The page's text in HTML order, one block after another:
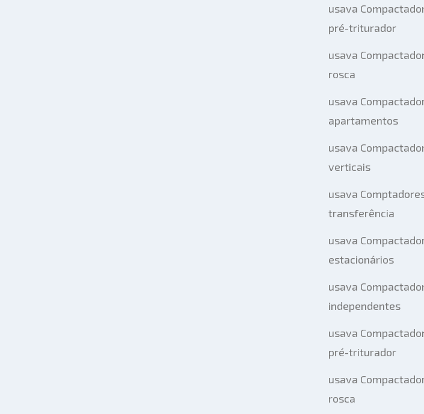
usava
pré-triturador
usava
rosca
usava
apartamentos
usava
verticais
usava
transferência
usava
estacionários
usava
independentes
usava
pré-triturador
usava
rosca